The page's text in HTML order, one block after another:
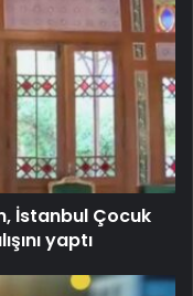
İstanbul Çocuk
yaptı